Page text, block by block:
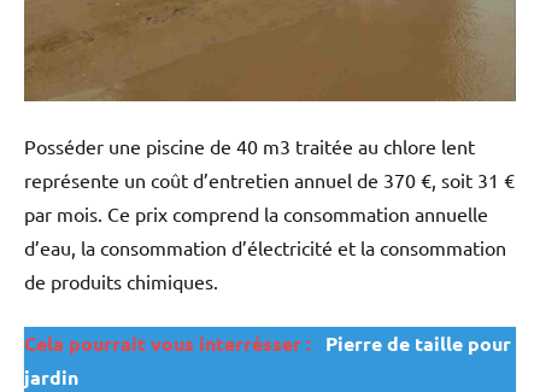
Posséder une piscine de 40 m3 traitée au chlore lent
représente un coût d’entretien annuel de 370 €, soit 31 €
par mois. Ce prix comprend la consommation annuelle
d’eau, la consommation d’électricité et la consommation
de produits chimiques.
Cela pourrait vous interrésser :
Pierre de taille pour
jardin